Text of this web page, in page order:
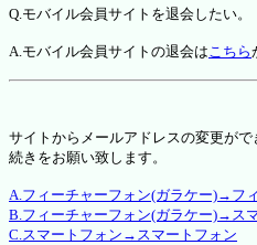
Q.モバイル会員サイトを退会したい。
A.モバイル会員サイトの退会はこちら
サイトからメールアドレスの変更が
続きをお願い致します。
A.フィーチャーフォン(ガラケー)→フ
B.フィーチャーフォン(ガラケー)→ス
C.スマートフォン→スマートフォン